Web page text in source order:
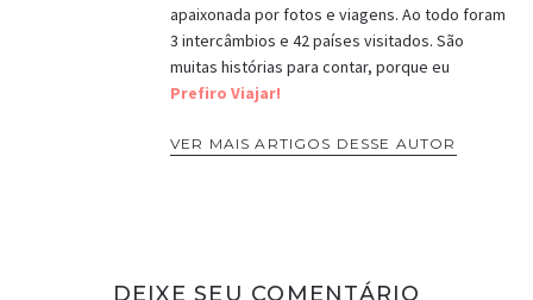
apaixonada por fotos e viagens. Ao todo foram
3 intercâmbios e 42 países visitados. São
muitas histórias para contar, porque eu
Prefiro Viajar!
VER MAIS ARTIGOS DESSE AUTOR
DEIXE SEU COMENTÁRIO